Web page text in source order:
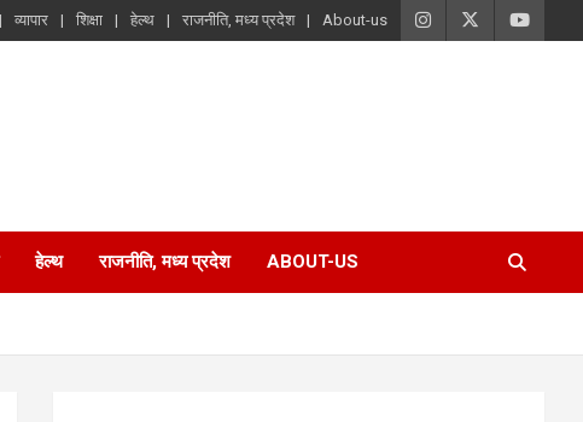
व्यापार शिक्षा हेल्थ राजनीति, मध्य प्रदेश About-us
हेल्थ राजनीति, मध्य प्रदेश ABOUT-US